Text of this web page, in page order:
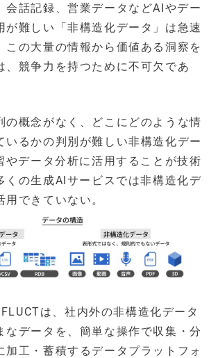
会話記録、営業データなどAIやデー
が難しい「非構造化データ」は急速
この大量の情報から価値ある洞察を
、競争力を持つために不可欠であ
の概念がなく、どこにどのような情
いるかの判別が難しい非構造化デー
やデータ分析に活用することが技術
くの生成AIサービスでは非構造化デ
できていない。
は、社内外の非構造化データ
なデータを、簡単な操作で収集・分
加工・蓄積するデータプラットフォ